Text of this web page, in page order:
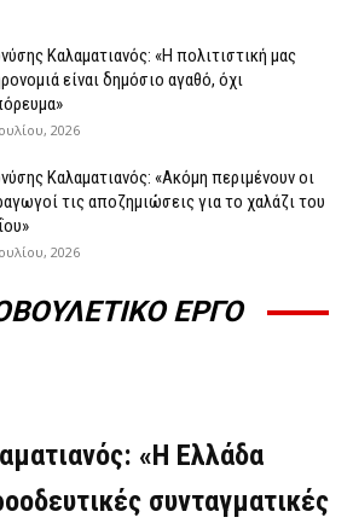
Καλαματιανός: «Η πολιτιστική μας
είναι δημόσιο αγαθό, όχι
2026
Καλαματιανός: «Ακόμη περιμένουν οι
τις αποζημιώσεις για το χαλάζι του
2026
ΕΡΓΟ
«Η Ελλάδα
συνταγματικές